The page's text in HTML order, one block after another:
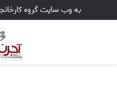
به وب سایت گروه